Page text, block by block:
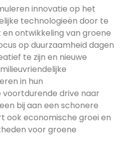
innovatie op het
technologieën door te
ontwikkeling van groene
op duurzaamheid dagen
te zijn en nieuwe
in hun
voortdurende drive naar
bij aan een schonere
ook economische groei en
voor groene